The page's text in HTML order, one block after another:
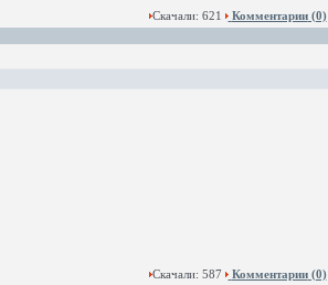
Скачали: 621
Комментарии(0)
Скачали: 587
Комментарии(0)